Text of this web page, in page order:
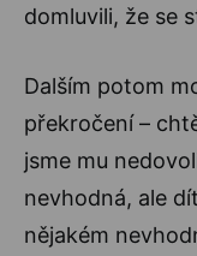
domluvili, že se
Dalším potom
překročení –
jsme mu
nevhodná, ale
nějakém